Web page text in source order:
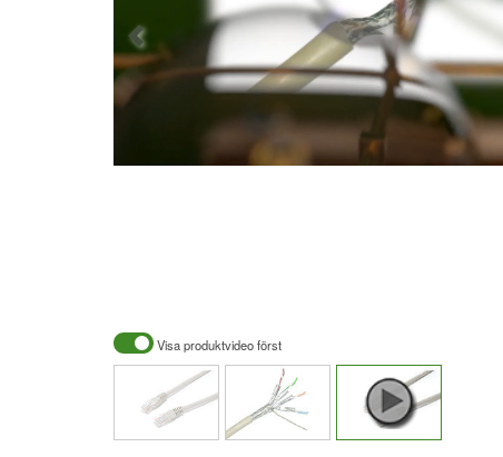
Visa produktvideo först